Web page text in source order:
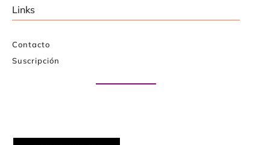
Links
Contacto
Suscripción